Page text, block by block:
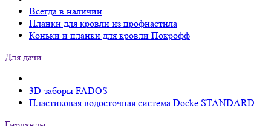
Всегда в наличии
Планки для кровли из профнастила
Коньки и планки для кровли Покрофф
Для дачи
3D-заборы FADOS
Пластиковая водосточная система Döcke STANDARD
Гирлянды